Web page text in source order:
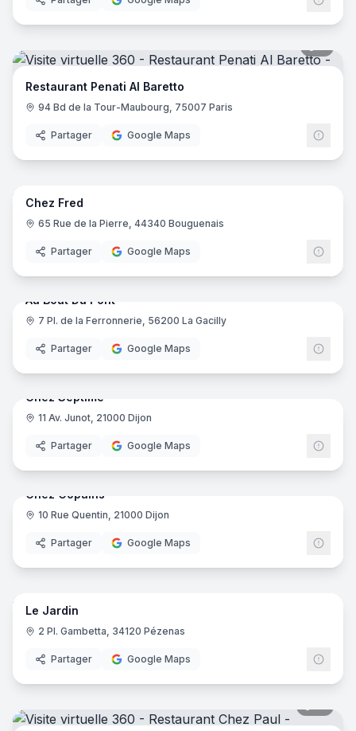
Restaurant Penati Al Baretto
94 Bd de la Tour-Maubourg, 75007 Paris
Partager Google Maps
10
Chez Fred
65 Rue de la Pierre, 44340 Bouguenais
Partager Google Maps
15
Au Bout Du Pont
7 Pl. de la Ferronnerie, 56200 La Gacilly
Partager Google Maps
Chez Septime
11 Av. Junot, 21000 Dijon
Partager Google Maps
Chez Copains
10 Rue Quentin, 21000 Dijon
Partager Google Maps
4
Le Jardin
2 Pl. Gambetta, 34120 Pézenas
Partager Google Maps